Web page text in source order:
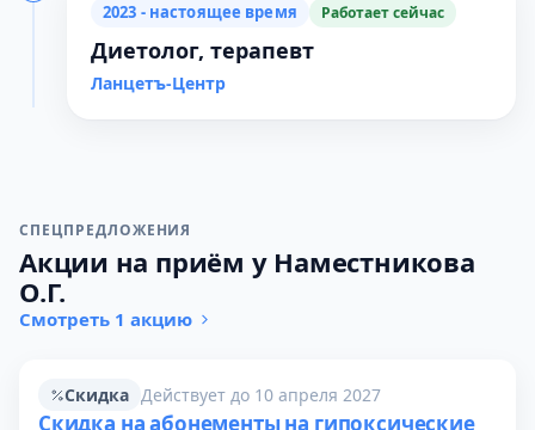
2023 - настоящее время Работает сейчас
Диетолог, терапевт
Ланцетъ-Центр
СПЕЦПРЕДЛОЖЕНИЯ
Акции на приём у Наместникова
О.Г.
Смотреть 1 акцию
Скидка Действует до 10 апреля 2027
Скидка на абонементы на гипоксические